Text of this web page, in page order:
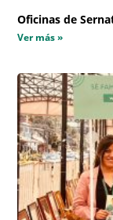
Oficinas de
Ver más »